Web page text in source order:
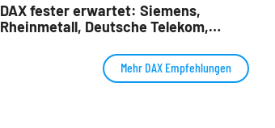
DAX fester erwartet: Siemens,
Rheinmetall, Deutsche Telekom,
Mehr DAX Empfehlungen